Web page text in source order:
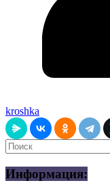
kroshka
Информация: